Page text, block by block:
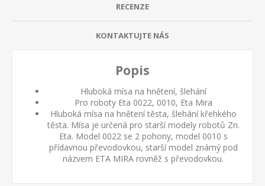
RECENZE
KONTAKTUJTE NÁS
Popis
Hluboká mísa na hnětení, šlehání
Pro roboty Eta 0022, 0010, Eta Mira
Hluboká mísa na hnětení těsta, šlehání křehkého
těsta. Mísa je určená pro starší modely robotů Zn.
Eta. Model 0022 se 2 pohony, model 0010 s
přídavnou převodovkou, starší model známý pod
názvem ETA MIRA rovněž s převodovkou.